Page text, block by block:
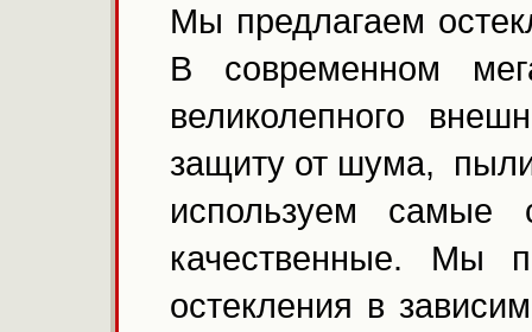
Мы предлагаем
В современном
великолепного
защиту от шума,
используем
качественные. Мы
остекления в